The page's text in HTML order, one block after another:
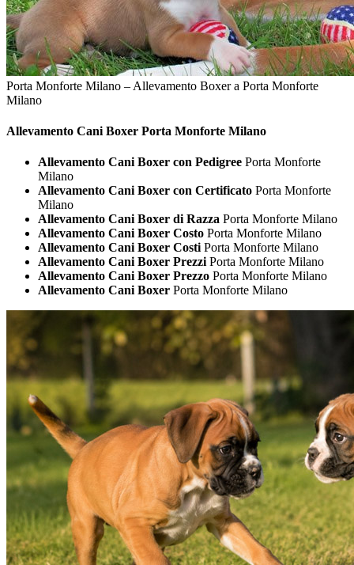
Porta Monforte Milano – Allevamento Boxer a Porta Monforte
Milano
Allevamento Cani Boxer Porta Monforte Milano
Allevamento Cani Boxer con Pedigree Porta Monforte
Milano
Allevamento Cani Boxer con Certificato Porta Monforte
Milano
Allevamento Cani Boxer di Razza Porta Monforte Milano
Allevamento Cani Boxer Costo Porta Monforte Milano
Allevamento Cani Boxer Costi Porta Monforte Milano
Allevamento Cani Boxer Prezzi Porta Monforte Milano
Allevamento Cani Boxer Prezzo Porta Monforte Milano
Allevamento Cani Boxer Porta Monforte Milano